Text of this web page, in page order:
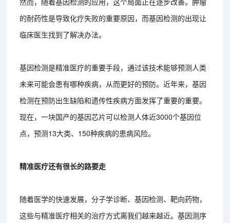
的耐药性是导致化疗失败的重要原因，而基因检测的出现让
临床医生找到了解决办法。
基因检测是精准医疗的重要手段，通过该技术能够预测人类
未来可能会患有哪种疾病，从而更好的预防。近年来，基因
检测在预防出生缺陷和遗传性疾病方面发挥了重要的重要。
现在，一块国产的基因芯片可以检测人体近3000个基因位
点，预测13大类、150种疾病的患病风险。
精准医疗还有很长的路要走
随着医学的快速发展，分子学诊断、基因检测、靶向药物，
这些与精准医疗相关的治疗方式离我们越来越近。基因测序